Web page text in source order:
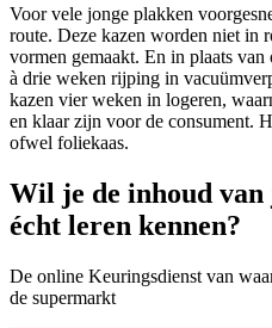
Voor vele jonge plakken
route. Deze kazen worden niet in
vormen gemaakt. En in plaats
à drie weken rijping in
kazen vier weken in logeren,
en klaar zijn voor de consument.
ofwel foliekaas.
Wil je de inhoud
écht leren kennen?
De online Keuringsdienst van
de supermarkt